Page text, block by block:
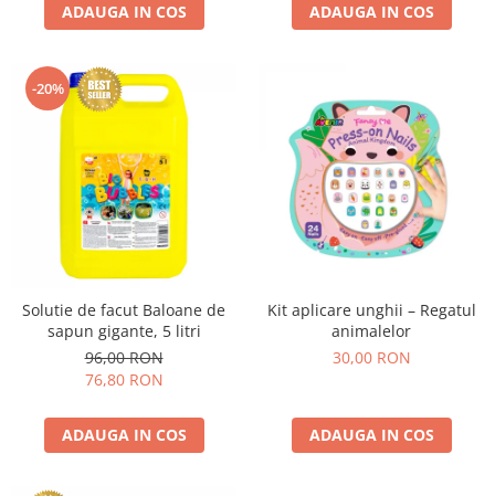
ADAUGA IN COS ADAUGA IN COS
-20%
Solutie de facut Baloane de
sapun gigante, 5 litri
96,00 RON
76,80 RON
ADAUGA IN COS
Kit aplicare unghii – Regatul
animalelor
30,00 RON
ADAUGA IN COS